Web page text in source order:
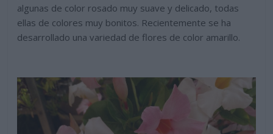
algunas de color rosado muy suave y delicado, todas
ellas de colores muy bonitos. Recientemente se ha
desarrollado una variedad de flores de color amarillo.